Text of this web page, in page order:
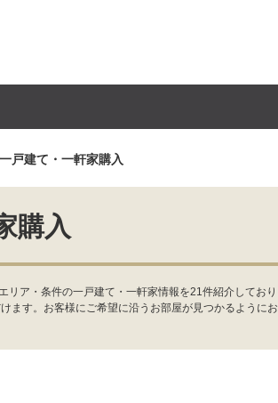
投資用
戸建て・一軒家購入
購入
ア・条件の一戸建て・一軒家情報を21件紹介してお
す。お客様にご希望に沿うお部屋が見つかるように